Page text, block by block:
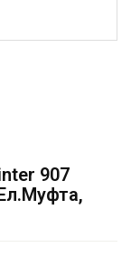
907